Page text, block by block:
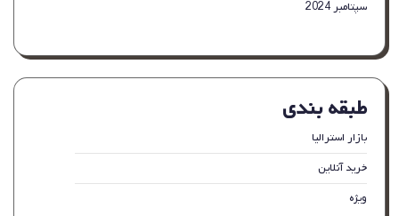
سپتامبر 2024
طبقه بندی
بازار استرالیا
خرید آنلاین
ویژه